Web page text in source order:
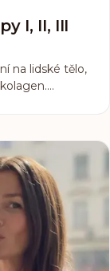
I, II, III
na lidské tělo,